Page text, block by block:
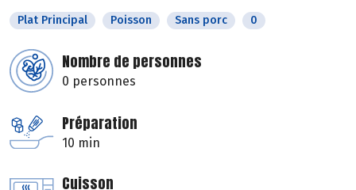
Plat Principal Poisson Sans porc 0
Nombre de personnes
0 personnes
Préparation
10 min
Cuisson